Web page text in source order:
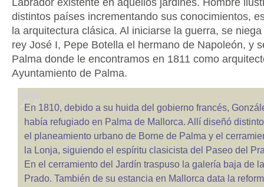
distintos países incrementando sus conocimientos,
la arquitectura clásica. Al iniciarse la guerra, se
rey José I, Pepe Botella el hermano de Napoleón, y
Palma donde le encontramos en 1811 como
Ayuntamiento de Palma.
En 1810, debido a su huida del gobierno francés,
había refugiado en Palma de Mallorca. Allí diseñó
el planeamiento urbano de Borne de Palma y el
la Lonja, siguiendo el espíritu clasicista del Paseo del
En el cerramiento del Jardín traspuso la galería baja de
Prado. También de su estancia en Mallorca data la